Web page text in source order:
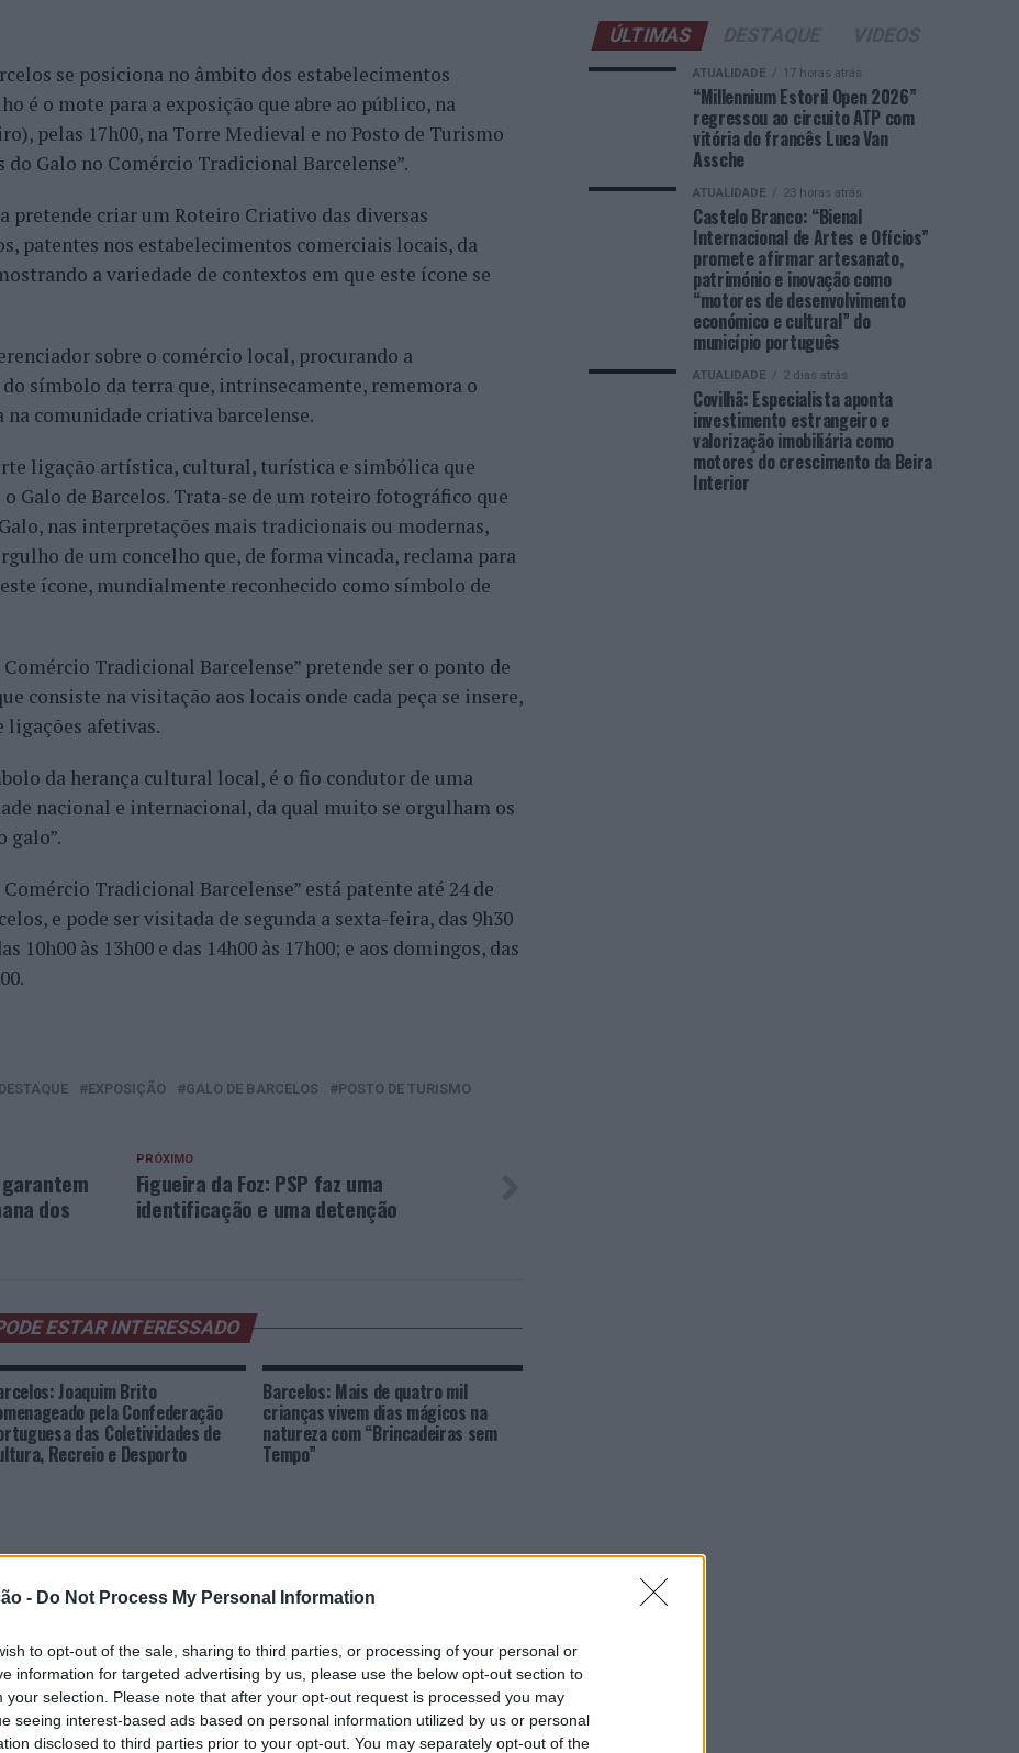
- Do Not Process My Personal Information
to opt-out of the sale, sharing to third parties, or processing of your personal or
information for targeted advertising by us, please use the below opt-out section to
your selection. Please note that after your opt-out request is processed you may
seeing interest-based ads based on personal information utilized by us or personal
disclosed to third parties prior to your opt-out. You may separately opt-out of the
se posiciona no âmbito dos estabelecimentos
é o mote para a exposição que abre ao público, na
pelas 17h00, na Torre Medieval e no Posto de Turismo
do Galo no Comércio Tradicional Barcelense”.
pretende criar um Roteiro Criativo das diversas
patentes nos estabelecimentos comerciais locais, da
a variedade de contextos em que este ícone se
sobre o comércio local, procurando a
símbolo da terra que, intrinsecamente, rememora o
comunidade criativa barcelense.
ligação artística, cultural, turística e simbólica que
Galo de Barcelos. Trata-se de um roteiro fotográfico que
nas interpretações mais tradicionais ou modernas,
de um concelho que, de forma vincada, reclama para
ícone, mundialmente reconhecido como símbolo de
Tradicional Barcelense” pretende ser o ponto de
consiste na visitação aos locais onde cada peça se insere,
ligações afetivas.
da herança cultural local, é o fio condutor de uma
nacional e internacional, da qual muito se orgulham os
galo”.
Tradicional Barcelense” está patente até 24 de
e pode ser visitada de segunda a sexta-feira, das 9h30
10h00 às 13h00 e das 14h00 às 17h00; e aos domingos, das
DESTAQUE EXPOSIÇÃO GALO DE BARCELOS
POSTO DE TURISMO
PRÓXIMO
Figueira da Foz: PSP faz uma
identificação e uma detenção
dos
ESTAR INTERESSADO
Joaquim Brito
pela Confederação
das Coletividades de
Recreio e Desporto
Barcelos: Mais de quatro mil
crianças vivem dias mágicos na
natureza com “Brincadeiras sem
Tempo”
Barcelos serve sabores de bacalhau
41 restaurantes num fim de
gastronómico imperdível
Barcelos vai ter um novo Pavilhão
Multiusos
ÚLTIMAS
ATUALIDADE 17 horas atrás
“Millennium Estoril Open 2026”
regressou ao circuito ATP com
vitória do francês Luca Van
Assche
ATUALIDADE 23 horas atrás
Castelo Branco: “Bienal
Internacional de Artes e Ofícios”
promete afirmar artesanato,
património e inovação como
“motores de desenvolvimento
económico e cultural” do
município português
ATUALIDADE 2 dias atrás
Covilhã: Especialista aponta
investimento estrangeiro e
valorização imobiliária como
motores do crescimento da Beira
Interior